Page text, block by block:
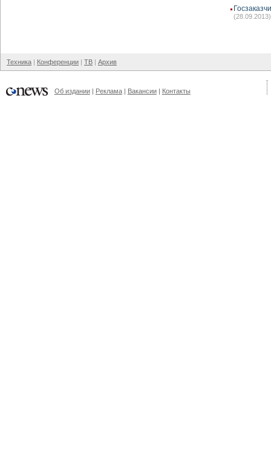
(28.09.2013)
Техника Конференции ТВ Архив
Об издании Реклама Вакансии Контакты